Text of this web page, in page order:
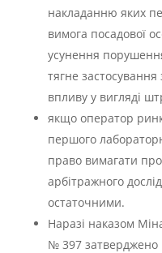
накладанню яких
вимога посадової
усунення
тягне застосування
впливу у вигляді
якщо оператор
першого
право вимагати
арбітражного
остаточними.
Наразі наказом
№ 397 затверджено